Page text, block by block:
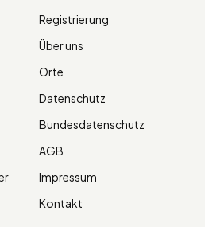
Registrierung
Über uns
Orte
Datenschutz
Bundesdatenschutz
AGB
Impressum
Kontakt